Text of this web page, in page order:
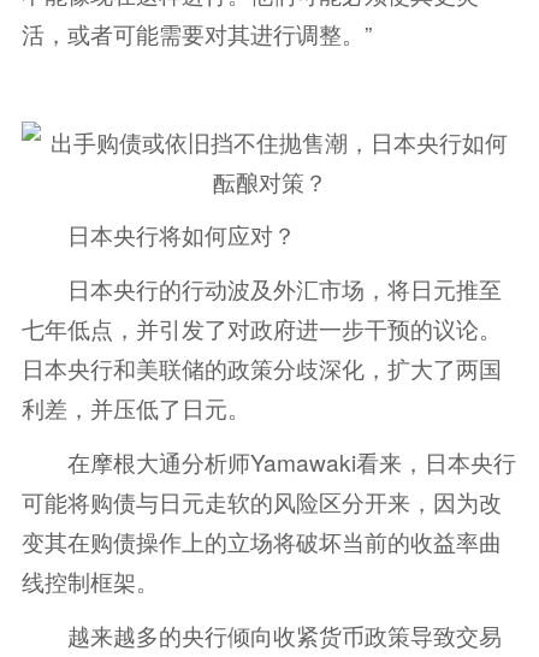
活，或者可能需要对其进行调整。”
日本央行将如何应对？
日本央行的行动波及外汇市场，将日元推至
七年低点，并引发了对政府进一步干预的议论。
日本央行和美联储的政策分歧深化，扩大了两国
利差，并压低了日元。
在摩根大通分析师Yamawaki看来，日本央行
可能将购债与日元走软的风险区分开来，因为改
变其在购债操作上的立场将破坏当前的收益率曲
线控制框架。
越来越多的央行倾向收紧货币政策导致交易